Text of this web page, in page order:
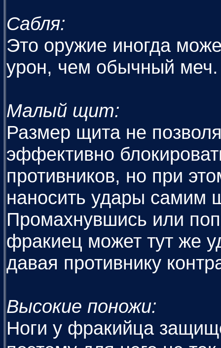
Сабля:
Это оружие иногда
урон, чем обычный меч.
Малый щит:
Размер щита не
эффективно
противников, но при
наносить удары самим
Промахнувшись или
фракиец может тут же
давая противнику
Высокие поножи:
Ноги у фракийца